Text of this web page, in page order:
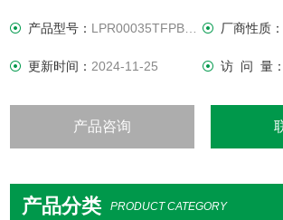
产品型号： LPR00035TFPBKAAA15 厂商性质：
更新时间：2024-11-25 访 问 量：
产品咨询
产品分类 PRODUCT CATEGORY